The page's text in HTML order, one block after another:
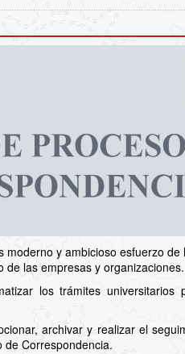
y ambicioso esfuerzo
las empresas y organizaciones.
los trámites universitarios
archivar y realizar el
de Correspondencia.